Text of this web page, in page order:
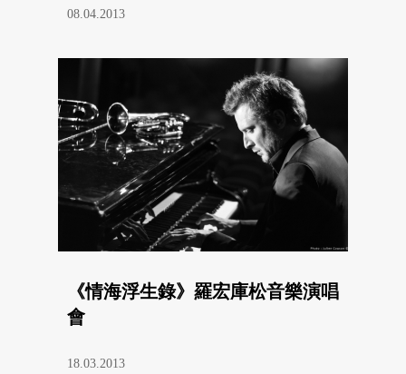
08.04.2013
《情海浮生錄》羅宏庫松音樂演唱
會
18.03.2013